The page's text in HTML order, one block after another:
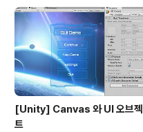
[Unity] Canvas 와 UI 오브젝
트